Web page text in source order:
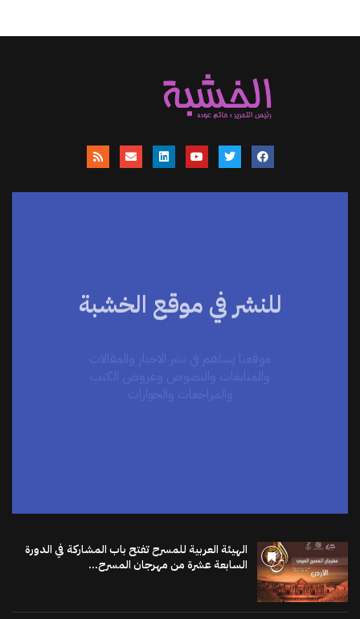
للنشر في موقع الخشبة
والمراجعات والحوارات
الهيئة العربية للمسرح تفتح باب المشاركة في الدورة
السابعة عشرة من مهرجان المسرح...